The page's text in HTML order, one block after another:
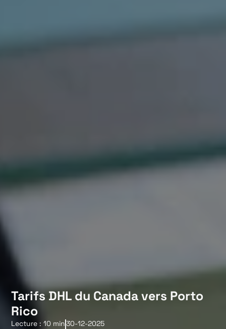
Tarifs DHL du Canada vers Porto
Rico
Lecture : 10 min30-12-2025